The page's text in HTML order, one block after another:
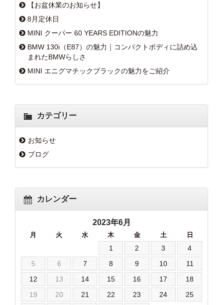
【お盆休業のお知らせ】
8月定休日
MINI クーパー 60 YEARS EDITIONの魅力
BMW 130i（E87）の魅力｜コンパクトボディに詰め込
まれたBMWらしさ
MINI エニグマチックブラックの魅力をご紹介
カテゴリー
お知らせ
ブログ
カレンダー
2023年6月
月 火 水 木 金 土 日
1 2 3
4
5
6 7 8 9 10
11
12
13 14 15 16 17
18
19
20 21 22 23 24
25